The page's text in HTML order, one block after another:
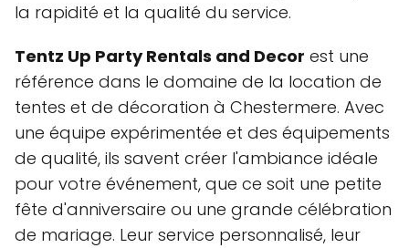
la rapidité et la qualité du service.
Tentz Up Party Rentals and Decor est une
référence dans le domaine de la location de
tentes et de décoration à Chestermere. Avec
une équipe expérimentée et des équipements
de qualité, ils savent créer l'ambiance idéale
pour votre événement, que ce soit une petite
fête d'anniversaire ou une grande célébration
de mariage. Leur service personnalisé, leur